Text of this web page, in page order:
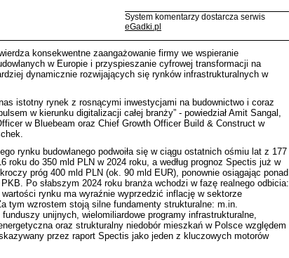
System komentarzy dostarcza serwis
eGadki.pl
konsekwentne zaangażowanie firmy we wspieranie
w Europie i przyspieszanie cyfrowej transformacji na
dynamicznie rozwijających się rynków infrastrukturalnych w
istotny rynek z rosnącymi inwestycjami na budownictwo i coraz
w kierunku digitalizacji całej branży” - powiedział Amit Sangal,
w Bluebeam oraz Chief Growth Officer Build & Construct w
rynku budowlanego podwoiła się w ciągu ostatnich ośmiu lat z 177
roku do 350 mld PLN w 2024 roku, a według prognoz Spectis już w
próg 400 mld PLN (ok. 90 mld EUR), ponownie osiągając ponad
PKB. Po słabszym 2024 roku branża wchodzi w fazę realnego odbicia:
rynku ma wyraźnie wyprzedzić inflację w sektorze
tym wzrostem stoją silne fundamenty strukturalne: m.in.
unijnych, wielomiliardowe programy infrastrukturalne,
oraz strukturalny niedobór mieszkań w Polsce względem
przez raport Spectis jako jeden z kluczowych motorów